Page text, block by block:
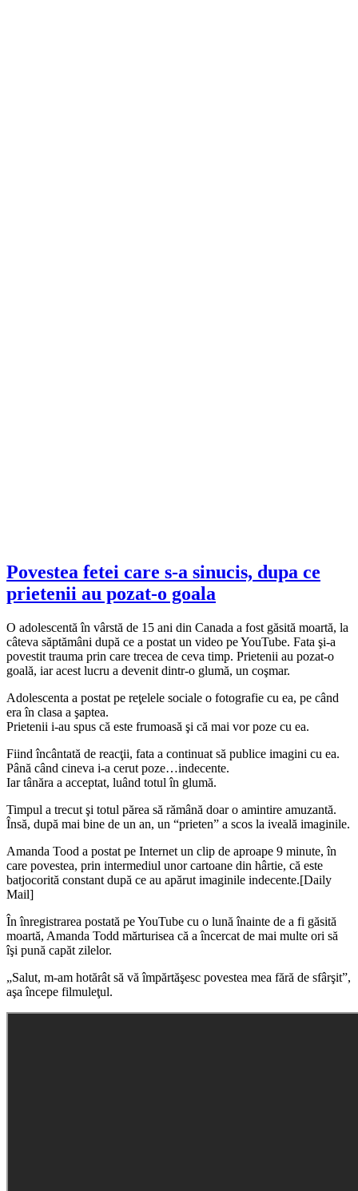
Povestea fetei care s-a sinucis, dupa ce
prietenii au pozat-o goala
O adolescentă în vârstă de 15 ani din Canada a fost găsită moartă, la
câteva săptămâni după ce a postat un video pe YouTube. Fata şi-a
povestit trauma prin care trecea de ceva timp. Prietenii au pozat-o
goală, iar acest lucru a devenit dintr-o glumă, un coşmar.
Adolescenta a postat pe reţelele sociale o fotografie cu ea, pe când
era în clasa a şaptea.
Prietenii i-au spus că este frumoasă şi că mai vor poze cu ea.
Fiind încântată de reacţii, fata a continuat să publice imagini cu ea.
Până când cineva i-a cerut poze…indecente.
Iar tânăra a acceptat, luând totul în glumă.
Timpul a trecut şi totul părea să rămână doar o amintire amuzantă.
Însă, după mai bine de un an, un “prieten” a scos la iveală imaginile.
Amanda Tood a postat pe Internet un clip de aproape 9 minute, în
care povestea, prin intermediul unor cartoane din hârtie, că este
batjocorită constant după ce au apărut imaginile indecente.[Daily
Mail]
În înregistrarea postată pe YouTube cu o lună înainte de a fi găsită
moartă, Amanda Todd mărturisea că a încercat de mai multe ori să
îşi pună capăt zilelor.
„Salut, m-am hotărât să vă împărtăşesc povestea mea fără de sfârşit”,
aşa începe filmuleţul.